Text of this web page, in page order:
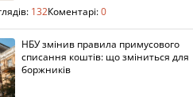
132Коментарі:0
НБУ змінив правила примусового
списання коштів: що зміниться для
боржників